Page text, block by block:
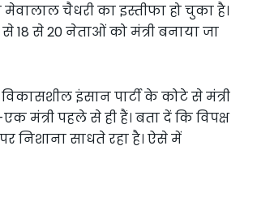
चैधरी का इस्तीफा हो चुका है।
18 से 20 नेताओं को मंत्री बनाया जा
इंसान पार्टी के कोटे से मंत्री
मंत्री पहले से ही हैं। बता दें कि विपक्ष
निशाना साधते रहा है। ऐसे में